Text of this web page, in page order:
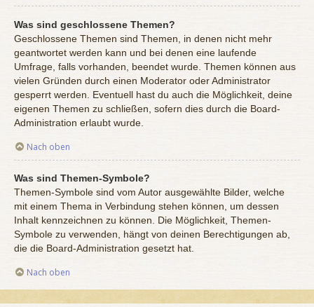
Was sind geschlossene Themen?
Geschlossene Themen sind Themen, in denen nicht mehr
geantwortet werden kann und bei denen eine laufende
Umfrage, falls vorhanden, beendet wurde. Themen können aus
vielen Gründen durch einen Moderator oder Administrator
gesperrt werden. Eventuell hast du auch die Möglichkeit, deine
eigenen Themen zu schließen, sofern dies durch die Board-
Administration erlaubt wurde.
Nach oben
Was sind Themen-Symbole?
Themen-Symbole sind vom Autor ausgewählte Bilder, welche
mit einem Thema in Verbindung stehen können, um dessen
Inhalt kennzeichnen zu können. Die Möglichkeit, Themen-
Symbole zu verwenden, hängt von deinen Berechtigungen ab,
die die Board-Administration gesetzt hat.
Nach oben